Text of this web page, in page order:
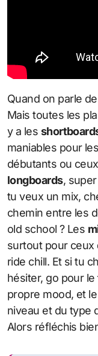
Quand on parle
Mais toutes les
y a les
maniables pour
débutants ou
longboards,
tu veux un mix,
chemin entre les
old school ? Les
surtout pour ceux
ride chill. Et si tu
hésiter, go pour le
propre mood, et
niveau et du type
Alors réfléchis